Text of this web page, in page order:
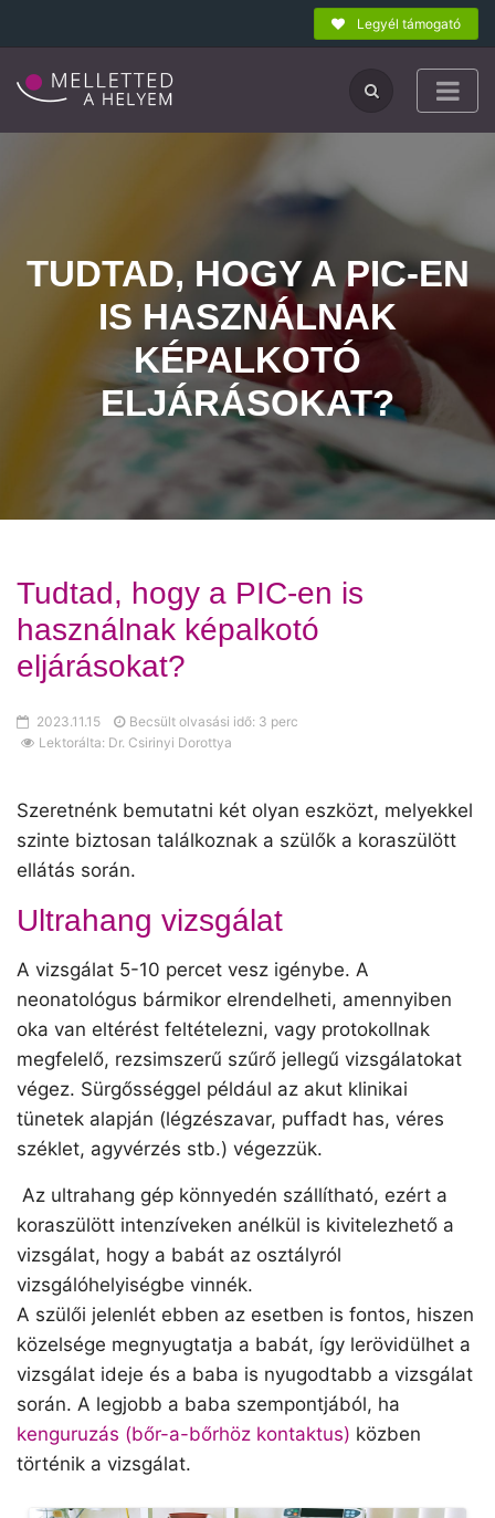
Legyél támogató
TUDTAD, HOGY A PIC-EN
IS HASZNÁLNAK
KÉPALKOTÓ
ELJÁRÁSOKAT?
Tudtad, hogy a PIC-en is
használnak képalkotó
eljárásokat?
2023.11.15
Becsült olvasási idő: 3 perc
Lektorálta: Dr. Csirinyi Dorottya
Szeretnénk bemutatni két olyan eszközt, melyekkel
szinte biztosan találkoznak a szülők a koraszülött
ellátás során.
Ultrahang vizsgálat
A vizsgálat 5-10 percet vesz igénybe. A
neonatológus bármikor elrendelheti, amennyiben
oka van eltérést feltételezni, vagy protokollnak
megfelelő, rezsimszerű szűrő jellegű vizsgálatokat
végez. Sürgősséggel például az akut klinikai
tünetek alapján (légzészavar, puffadt has, véres
széklet, agyvérzés stb.) végezzük.
Az ultrahang gép könnyedén szállítható, ezért a
koraszülött intenzíveken anélkül is kivitelezhető a
vizsgálat, hogy a babát az osztályról
vizsgálóhelyiségbe vinnék.
A szülői jelenlét ebben az esetben is fontos, hiszen
közelsége megnyugtatja a babát, így lerövidülhet a
vizsgálat ideje és a baba is nyugodtabb a vizsgálat
során. A legjobb a baba szempontjából, ha
kenguruzás (bőr-a-bőrhöz kontaktus) közben
történik a vizsgálat.